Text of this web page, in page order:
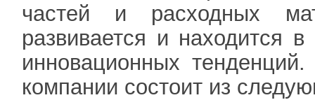
частей и расходных
развивается и находится
инновационных
компании состоит из